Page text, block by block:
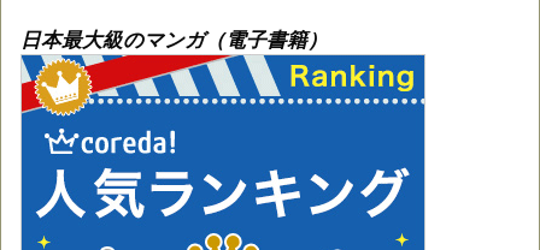
日本最大級のマンガ（電子書籍）